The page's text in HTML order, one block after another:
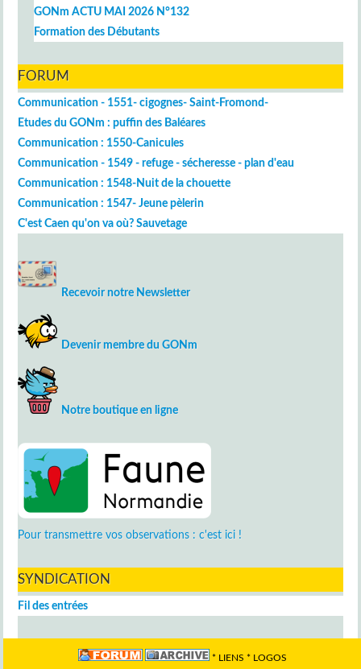
GONm ACTU MAI 2026 N°132
Formation des Débutants
FORUM
Communication - 1551- cigognes- Saint-Fromond-
Etudes du GONm : puffin des Baléares
Communication : 1550-Canicules
Communication - 1549 - refuge - sécheresse - plan d'eau
Communication : 1548-Nuit de la chouette
Communication : 1547- Jeune pèlerin
C'est Caen qu'on va où? Sauvetage
Recevoir notre Newsletter
Devenir membre du GONm
Notre boutique en ligne
Pour transmettre vos observations : c'est ici !
SYNDICATION
Fil des entrées
* LIENS * LOGOS